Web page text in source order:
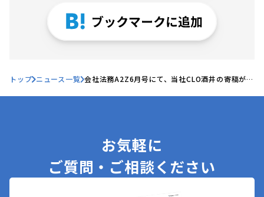
トップ ニュース一覧 会社法務A2Z6月号にて、当社CLO酒井の寄稿が掲
お気軽に
ご質問・ご相談ください